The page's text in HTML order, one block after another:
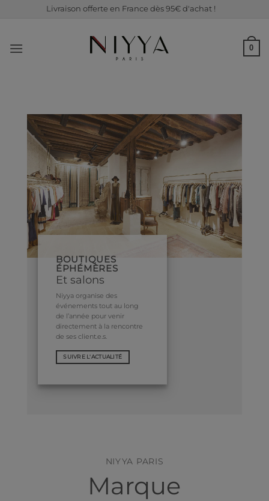
Livraison offerte en France dès 95€ d'achat !
0
BOUTIQUES
ÉPHÉMÈRES
Et salons
Niyya organise des
événements tout au long
de l’année pour venir
directement à la rencontre
de ses client.e.s.
SUIVRE L'ACTUALITÉ
NIYYA PARIS
Marque